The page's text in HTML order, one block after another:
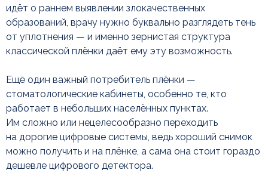
идёт о раннем выявлении злокачественных
образований, врачу нужно буквально разглядеть тень
от уплотнения — и именно зернистая структура
классической плёнки даёт ему эту возможность.
Ещё один важный потребитель плёнки —
стоматологические кабинеты, особенно те, кто
работает в небольших населённых пунктах.
Им сложно или нецелесообразно переходить
на дорогие цифровые системы, ведь хороший снимок
можно получить и на плёнке, а сама она стоит гораздо
дешевле цифрового детектора.